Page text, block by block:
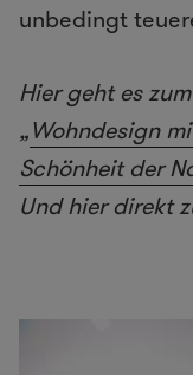
unbedingt
Hier geht es
„Wohndesign
Schönheit der
Und hier direkt